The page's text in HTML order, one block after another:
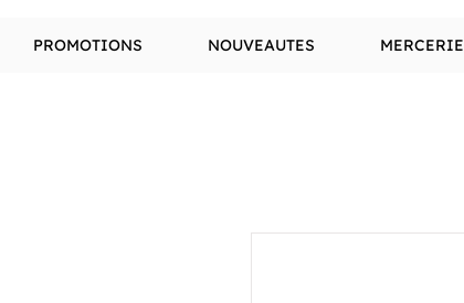
PROMOTIONS NOUVEAUTES MERCERIE